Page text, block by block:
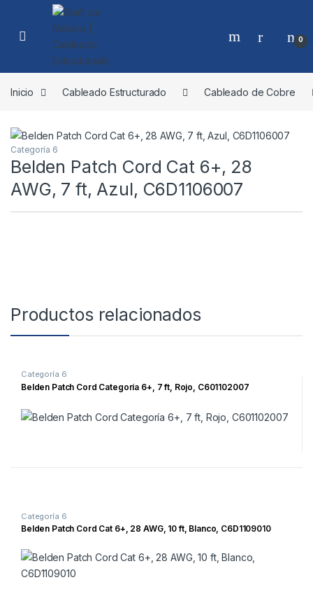
Skip to navigation
Skip to content
0
Inicio Cableado Estructurado Cableado de Cobre
Categoría 6
Belden Patch Cord Cat 6+, 28
AWG, 7 ft, Azul, C6D1106007
Productos relacionados
Categoría 6
Belden Patch Cord Categoría 6+, 7 ft, Rojo, C601102007
Categoría 6
Belden Patch Cord Cat 6+, 28 AWG, 10 ft, Blanco, C6D1109010